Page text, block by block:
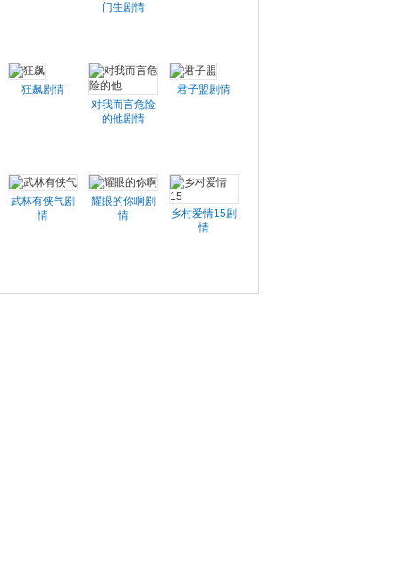
门生剧情
狂飙剧情
对我而言危险
的他剧情
君子盟剧情
武林有侠气剧
情
耀眼的你啊剧
情
乡村爱情15剧
情